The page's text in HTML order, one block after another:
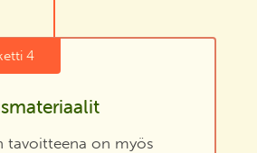
4
tavoitteena on myös